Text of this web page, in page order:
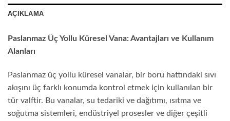
AÇIKLAMA
Paslanmaz Üç Yollu Küresel Vana: Avantajları ve Kullanım
Alanları
Paslanmaz üç yollu küresel vanalar, bir boru hattındaki sıvı
akışını üç farklı konumda kontrol etmek için kullanılan bir
tür valftir. Bu vanalar, su tedariki ve dağıtımı, ısıtma ve
soğutma sistemleri, endüstriyel prosesler ve diğer çeşitli